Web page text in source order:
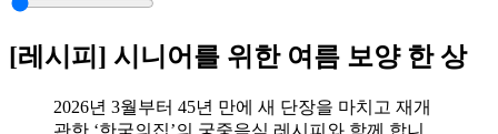
[레시피] 시니어를 위한 여름 보양 한 상
2026년 3월부터 45년 만에 새 단장을 마치고 재개